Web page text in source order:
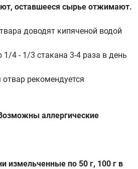
оставшееся сырье отжимают.
доводят кипяченой водой
4 - 1/3 стакана 3-4 раза в день
рекомендуется
аллергические
измельченные по 50 г, 100 г в